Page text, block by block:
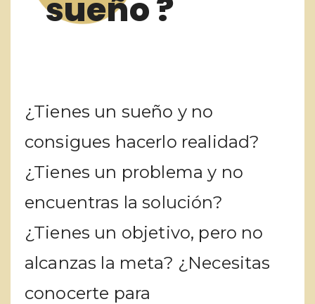
sueño ?
¿Tienes un sueño y no
consigues hacerlo realidad?
¿Tienes un problema y no
encuentras la solución?
¿Tienes un objetivo, pero no
alcanzas la meta? ¿Necesitas
conocerte para